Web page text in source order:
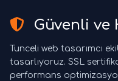
Güvenli ve
Tunceli web tasarımcı
tasarlıyoruz. SSL
performans